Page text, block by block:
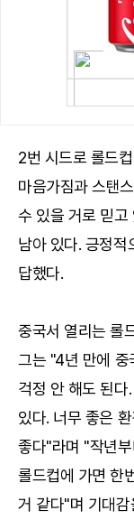
2번 시드로 롤드
마음가짐과 스탠
수 있을 거로 믿
남아 있다. 긍정적
답했다.
중국서 열리는 롤
그는 "4년 만에 중
걱정 안 해도 된다
있다. 너무 좋은
좋다"라며 "작년
롤드컵에 가면 한
거 같다"며 기대감